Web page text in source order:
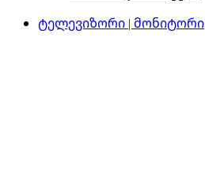
ტელევიზორი | მონიტორი